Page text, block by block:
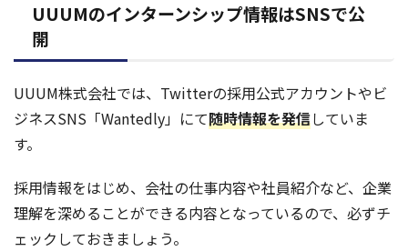
UUUMのインターンシップ情報はSNSで公
開
UUUM株式会社では、Twitterの採用公式アカウントやビ
ジネスSNS「Wantedly」にて随時情報を発信していま
す。
採用情報をはじめ、会社の仕事内容や社員紹介など、企業
理解を深めることができる内容となっているので、必ずチ
ェックしておきましょう。